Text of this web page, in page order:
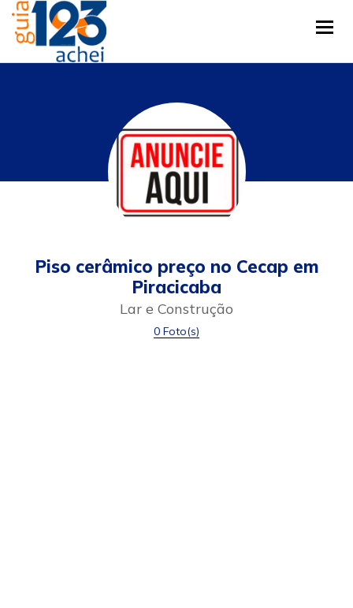
Piso cerâmico preço no Cecap em
Piracicaba
Lar e Construção
0 Foto(s)